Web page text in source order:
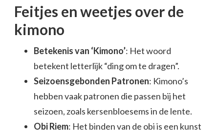
Feitjes en weetjes over de
kimono
Betekenis van ‘Kimono’: Het woord
betekent letterlijk “ding om te dragen”.
Seizoensgebonden Patronen: Kimono’s
hebben vaak patronen die passen bij het
seizoen, zoals kersenbloesems in de lente.
Obi Riem: Het binden van de obi is een kunst